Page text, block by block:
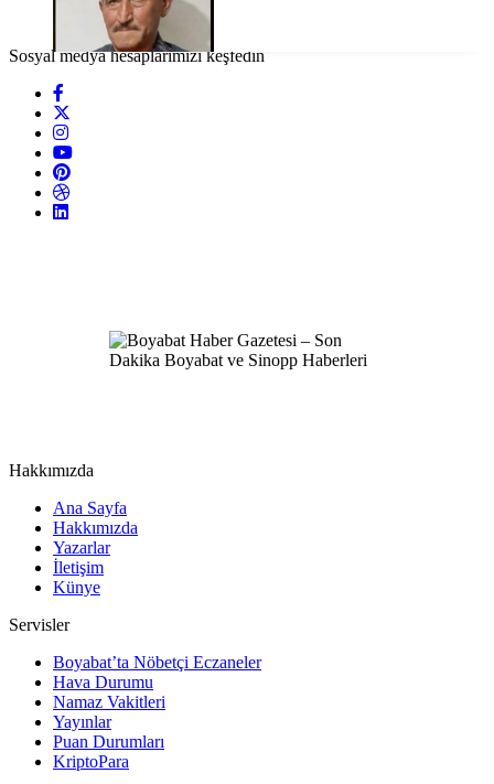
Sosyal medya hesaplarımızı keşfedin
Hakkımızda
Ana Sayfa
Hakkımızda
Yazarlar
İletişim
Künye
Servisler
Boyabat’ta Nöbetçi Eczaneler
Hava Durumu
Namaz Vakitleri
Yayınlar
Puan Durumları
KriptoPara